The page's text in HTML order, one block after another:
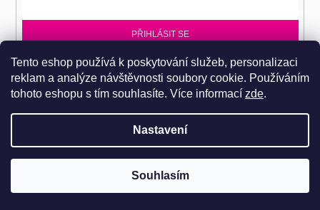
Tento eshop používá k poskytování služeb, personalizaci
reklam a analýze návštěvnosti soubory cookie. Používáním
tohoto eshopu s tím souhlasíte. Více informací zde.
Nastavení
Souhlasím
Pro návštěvu do prodejního centra je nutné se objednat. Tel.: 724
PŘIHLÁSIT SE
Přihlaste se k EPITA-DD a získávejte novinky jako první.